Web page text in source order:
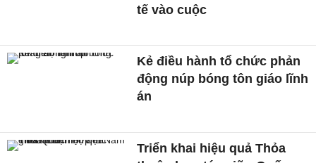
tế vào cuộc
Kẻ điều hành tổ chức phản
động núp bóng tôn giáo lĩnh
án
Triển khai hiệu quả Thỏa